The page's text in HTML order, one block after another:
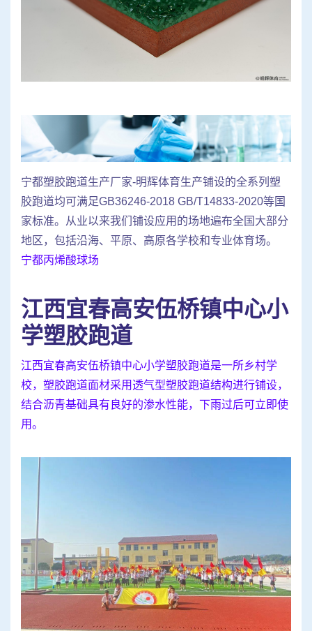
宁都塑胶跑道生产厂家-明辉体育生产铺设的全系列塑
胶跑道均可满足GB36246-2018 GB/T14833-2020等国
家标准。从业以来我们铺设应用的场地遍布全国大部分
地区，包括沿海、平原、高原各学校和专业体育场。
宁都丙烯酸球场
江西宜春高安伍桥镇中心小
学塑胶跑道
江西宜春高安伍桥镇中心小学塑胶跑道是一所乡村学
校，塑胶跑道面材采用透气型塑胶跑道结构进行铺设，
结合沥青基础具有良好的渗水性能，下雨过后可立即使
用。